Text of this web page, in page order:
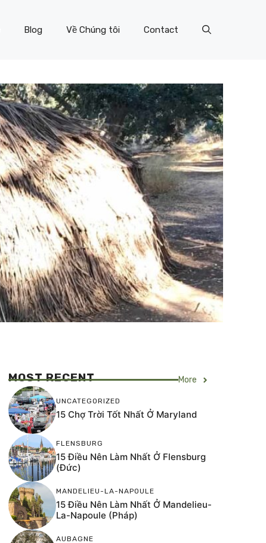
Blog Về Chúng tôi Contact
MOST RECENT More
UNCATEGORIZED
15 Chợ Trời Tốt Nhất Ở Maryland
FLENSBURG
15 Điều Nên Làm Nhất Ở Flensburg
(Đức)
MANDELIEU-LA-NAPOULE
15 Điều Nên Làm Nhất Ở Mandelieu-
La-Napoule (Pháp)
AUBAGNE